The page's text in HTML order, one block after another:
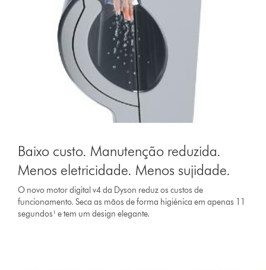
Baixo custo. Manutenção reduzida.
Menos eletricidade. Menos sujidade.
O novo motor digital v4 da Dyson reduz os custos de
funcionamento. Seca as mãos de forma higiénica em apenas 11
segundos¹ e tem um design elegante.